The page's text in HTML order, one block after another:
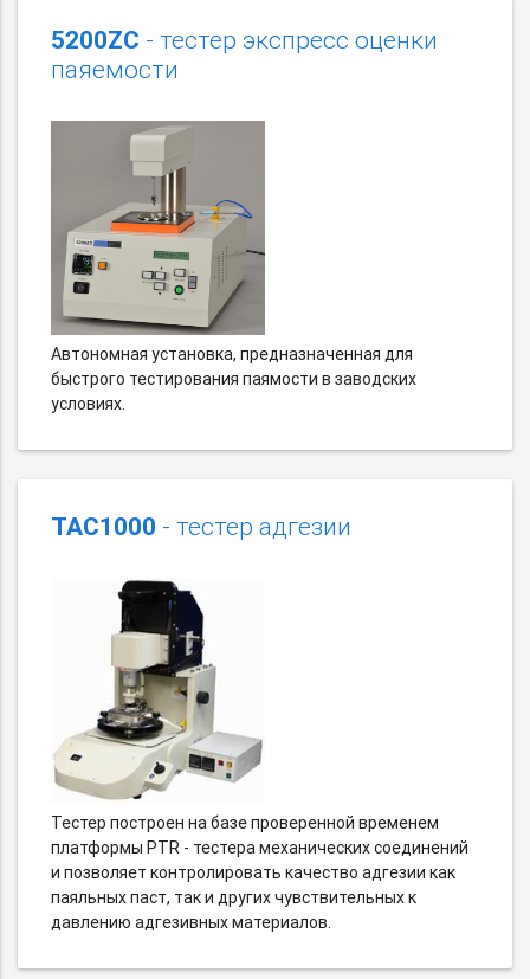
5200ZC - тестер экспресс оценки
паяемости
Автономная установка, предназначенная для
быстрого тестирования паямости в заводских
условиях.
TAC1000 - тестер адгезии
Тестер построен на базе проверенной временем
платформы PTR - тестера механических соединений
и позволяет контролировать качество адгезии как
паяльных паст, так и других чувствительных к
давлению адгезивных материалов.